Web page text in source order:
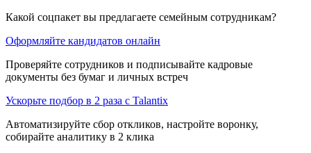
Какой соцпакет вы предлагаете семейным сотрудникам?
Оформляйте кандидатов онлайн
Проверяйте сотрудников и подписывайте кадровые
документы без бумаг и личных встреч
Ускорьте подбор в 2 раза с Talantix
Автоматизируйте сбор откликов, настройте воронку,
собирайте аналитику в 2 клика